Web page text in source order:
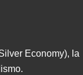
Economy), la